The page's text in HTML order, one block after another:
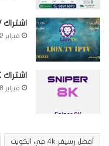
اشتراك Lion TV IPTV
فبراير 12, 2026
اشتراك Sniper IPTV 8K
فبراير 8, 2026
أفضل رسيفر 4k في الكويت